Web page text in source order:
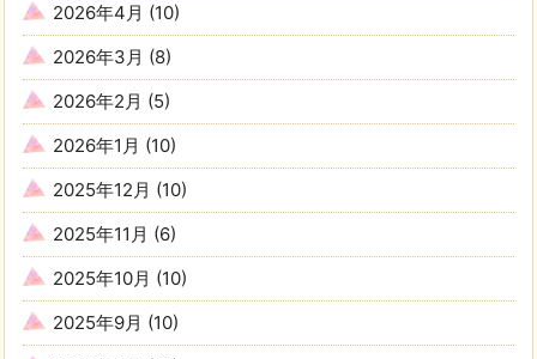
2026年4月 (10)
2026年3月 (8)
2026年2月 (5)
2026年1月 (10)
2025年12月 (10)
2025年11月 (6)
2025年10月 (10)
2025年9月 (10)